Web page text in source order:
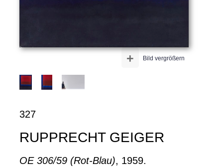
Bild vergrößern
+
327
RUPPRECHT GEIGER
OE 306/59 (Rot-Blau), 1959.